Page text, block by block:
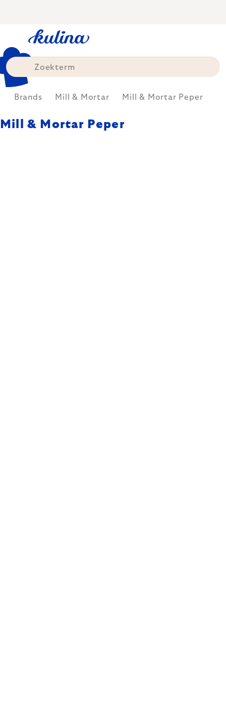
Brands Mill & Mortar Mill & Mortar Peper
Mill & Mortar Peper